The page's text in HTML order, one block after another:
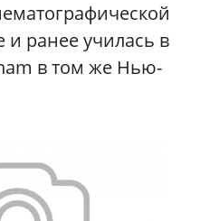
ранее училась в
в том же Нью-